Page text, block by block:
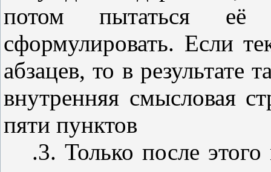
потом пытаться
сформулировать. Если
абзацев, то в результате
внутренняя смысловая
пяти пунктов
.3. Только после